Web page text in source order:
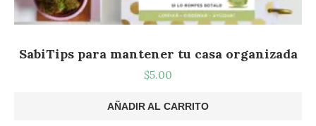
SabiTips para mantener tu casa organizada
$5.00
AÑADIR AL CARRITO